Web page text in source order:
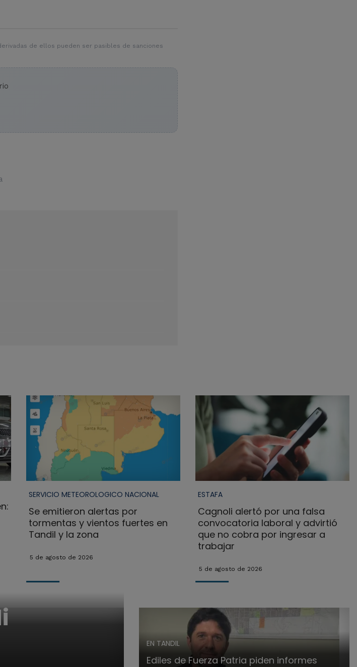
de ellos pueden ser pasibles de sanciones
SERVICIO METEOROLOGICO NACIONAL
Se emitieron alertas por
tormentas y vientos fuertes en
Tandil y la zona
5 de agosto de 2026
ESTAFA
Cagnoli alertó por una falsa
convocatoria laboral y advirtió
que no cobra por ingresar a
trabajar
5 de agosto de 2026
EN TANDIL
Ediles de Fuerza Patria piden informes